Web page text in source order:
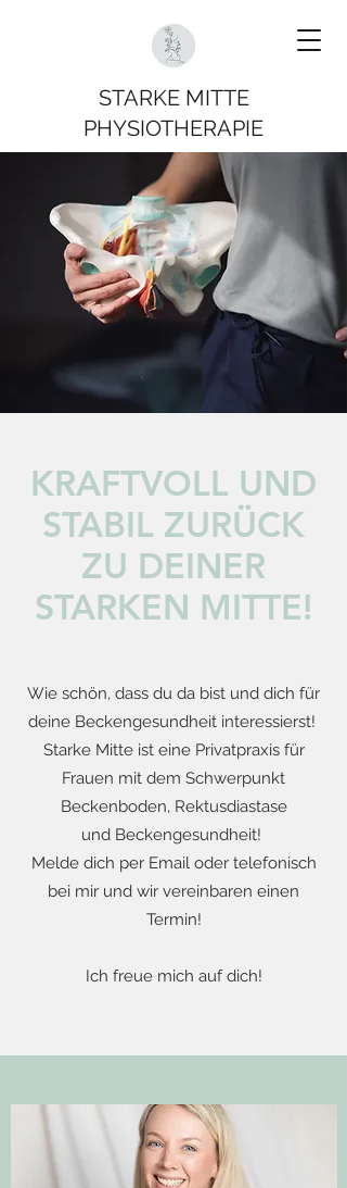
STARKE MITTE
PHYSIOTHERAPIE
KRAFTVOLL UND
STABIL ZURÜCK
ZU DEINER
STARKEN MITTE!
Wie schön, dass du da bist und dich für
deine Beckengesundheit interessierst!
Starke Mitte ist eine Privatpraxis für
Frauen mit dem Schwerpunkt
Beckenboden, Rektusdiastase
und Beckengesundheit!
Melde dich per Email oder telefonisch
bei mir und wir vereinbaren einen
Termin!
Ich freue mich auf dich!